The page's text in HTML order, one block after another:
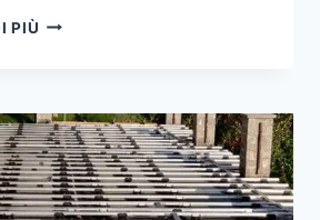
PIÙ
DEL
PONTE
SONO
COSTITUITI
PRINCIPALMENTE